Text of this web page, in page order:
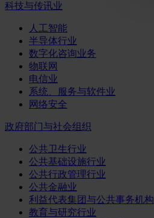
科技与传讯业
人工智能
半导体行业
数字化咨询业务
物联网
电信业
系统、服务与软件业
网络安全
政府部门与社会组织
公共卫生行业
公共基础设施行业
公共行政管理行业
公共金融业
利益代表集团与公共事务机构
教育与研究行业